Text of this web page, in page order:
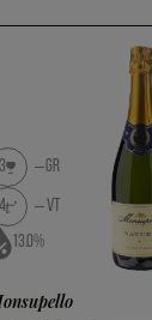
3 GR
4
VT
13.0%